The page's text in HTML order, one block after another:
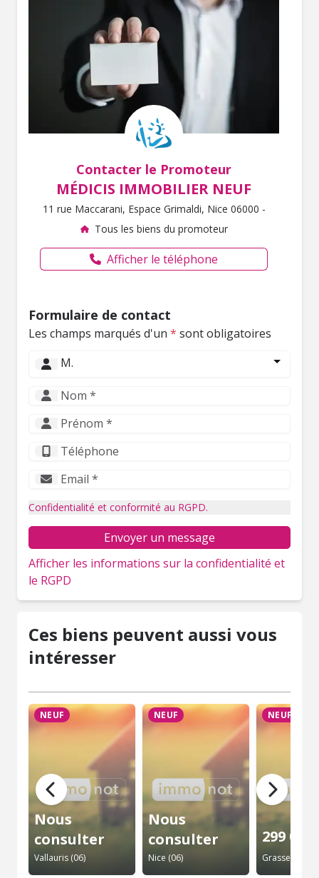
Contacter le Promoteur
MÉDICIS IMMOBILIER NEUF
11 rue Maccarani, Espace Grimaldi, Nice 06000 -
Tous les biens du promoteur
Afficher le téléphone
Formulaire de contact
Les champs marqués d'un * sont obligatoires
M.
Confidentialité et conformité au RGPD.
Envoyer un message
Afficher les informations sur la confidentialité et
le RGPD
Ces biens peuvent aussi vous
intéresser
NEUF
Nous
consulter
Vallauris (06)
NEUF
Nous
consulter
Nice (06)
NEUF
299 000
Grasse (06)